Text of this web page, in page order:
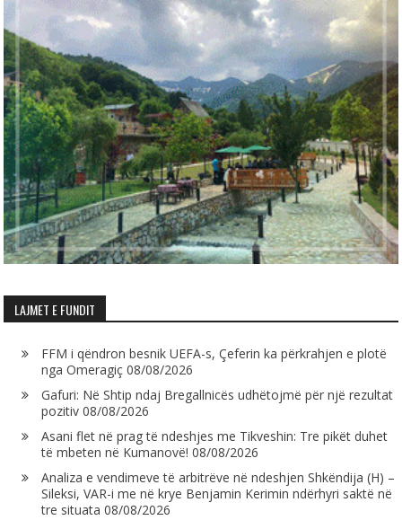
LAJMET E FUNDIT
FFM i qëndron besnik UEFA-s, Çeferin ka përkrahjen e plotë
nga Omeragiç 08/08/2026
Gafuri: Në Shtip ndaj Bregallnicës udhëtojmë për një rezultat
pozitiv 08/08/2026
Asani flet në prag të ndeshjes me Tikveshin: Tre pikët duhet
të mbeten në Kumanovë! 08/08/2026
Analiza e vendimeve të arbitrëve në ndeshjen Shkëndija (H) –
Sileksi, VAR-i me në krye Benjamin Kerimin ndërhyri saktë në
tre situata 08/08/2026